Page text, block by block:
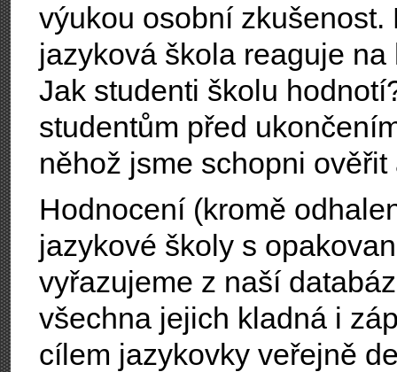
výukou osobní
jazyková škola reaguje
Jak studenti školu
studentům před
něhož jsme schopni
Hodnocení (kromě
jazykové školy s
vyřazujeme z naší
všechna jejich kladná i
cílem jazykovky veřejně